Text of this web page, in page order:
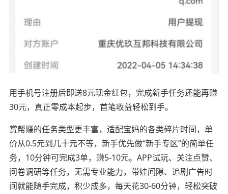
用手机号注册后即送8元现金红包，完成新手任务还能再赚
30元，真正零成本起步，首笔收益轻松到手。
赏帮赚的任务类型更丰富，适配宝妈的各类碎片时间，单
价从0.5元到几十元不等，新手优先做“新手专区”的简单任
务，10分钟可完成3单，赚5-10元。APP试玩、关注点赞、
问卷调研等任务，无需专业能力，带娃间隙、追剧广告时
间就能随手完成，积少成多，每天花30-60分钟，轻松突破